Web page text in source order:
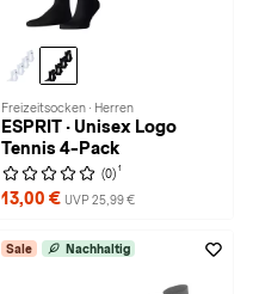
Freizeitsocken · Herren
ESPRIT · Unisex Logo
Tennis 4-Pack
(0) 1
13,00 € UVP 25,99 €
Sale Nachhaltig